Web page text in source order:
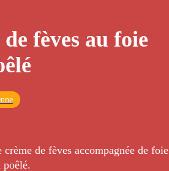
fèves au foie
crème de fèves accompagnée de foie
poêlé.